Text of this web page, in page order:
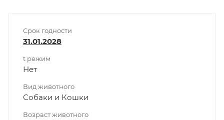
Срок годности
31.01.2028
t режим
Нет
Вид животного
Собаки и Кошки
Возраст животного